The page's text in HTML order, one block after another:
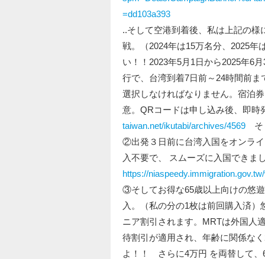
=dd103a393
..そして空港到着後、私は上記の
戦。（2024年は15万名分、2025年
い！！2023年5月1日から2025年6
行で、台湾到着7日前～24時間前
選択しなければなりません。宿泊
意。QRコードは申し込み後、即
taiwan.net/ikutabi/archives/4569 そ
②出発３日前に台湾入国をオンラ
入不要で、 スムーズに入国できま
https://
③そしてお得な65歳以上向けの悠
入。（私の分の1枚は前回購入済
ニア割引されます。MRTは外国人
待割引が適用され、年齢に関係な
よ！！ さらに4万円 を両替して、